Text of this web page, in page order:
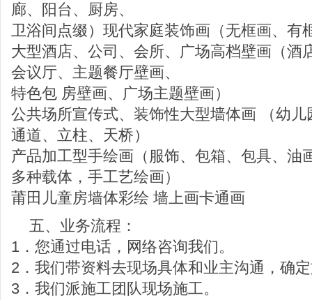
廊、阳台、厨房、
卫浴间点缀）现代家庭装饰画（无框画、有
大型酒店、公司、会所、广场高档壁画（酒
会议厅、主题餐厅壁画、
特色包 房壁画、广场主题壁画）
公共场所宣传式、装饰性大型墙体画 （幼
通道、立柱、天桥）
产品加工型手绘画（服饰、包箱、包具、油
多种载体，手工艺绘画）
莆田儿童房墙体彩绘 墙上画卡通画
五、业务流程：
1．您通过电话，网络咨询我们。
2．我们带资料去现场具体和业主沟通，确
3．我们派施工团队现场施工。